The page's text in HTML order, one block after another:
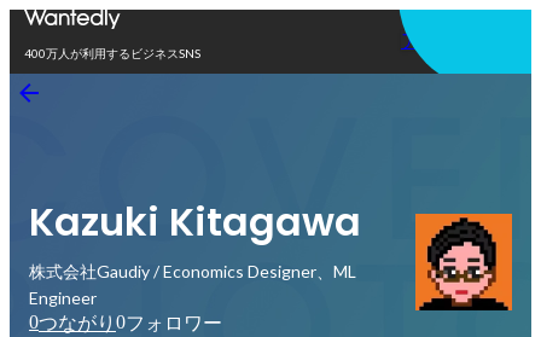
400万人が利用するビジネスSNS
アプリを使う
Kazuki Kitagawa
株式会社Gaudiy / Economics Designer、ML
Engineer
0つながり 0フォロワー